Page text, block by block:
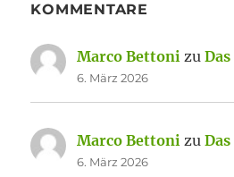
KOMMENTARE
Marco Bettoni zu
6. März 2026
Marco Bettoni zu
6. März 2026